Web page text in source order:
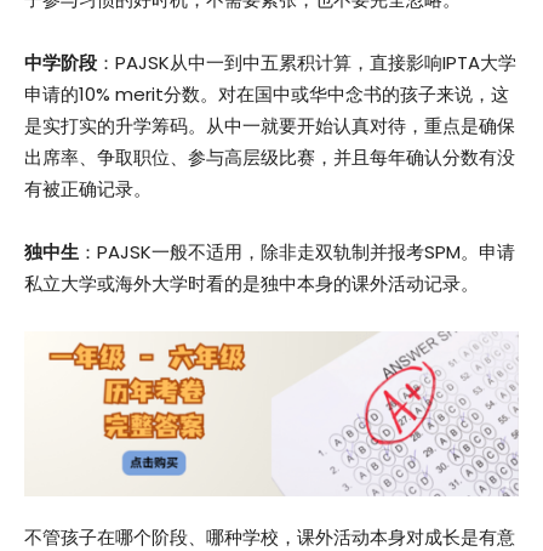
中学阶段 ：PAJSK从中一到中五累积计算，直接影响IPTA大学
申请的10% merit分数。对在国中或华中念书的孩子来说，这
是实打实的升学筹码。从中一就要开始认真对待，重点是确保
出席率、争取职位、参与高层级比赛，并且每年确认分数有没
有被正确记录。
独中生 ：PAJSK一般不适用，除非走双轨制并报考SPM。申请
私立大学或海外大学时看的是独中本身的课外活动记录。
不管孩子在哪个阶段、哪种学校，课外活动本身对成长是有意